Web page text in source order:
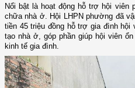
Nổi bật là hoạt động hỗ trợ hội viên
chữa nhà ở. Hội LHPN phường đã
tiền 45 triệu đồng hỗ trợ gia đình hội
tạo nhà ở, góp phần giúp hội viên
kinh tế gia đình.